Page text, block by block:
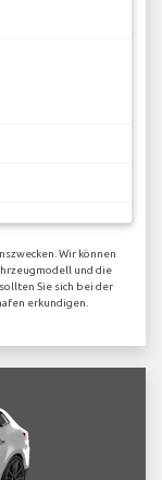
Wir können
und die
Sie sich bei der
erkundigen.